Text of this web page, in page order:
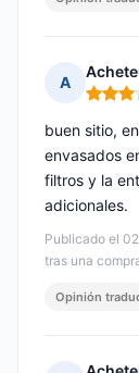
A
Nota:
Publicado el
tras una
buen sitio,
envasados
filtros y la
adicionales.
Opinión